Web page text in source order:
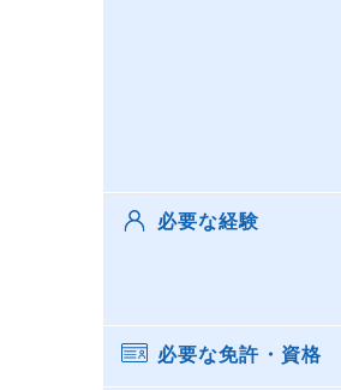
必要な経験
必要な免許・資格